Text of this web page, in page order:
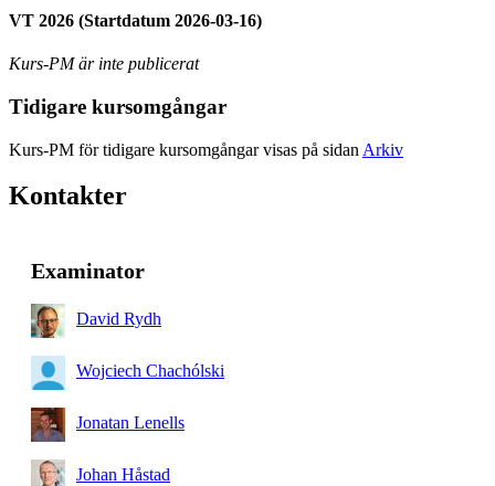
VT 2026 (Startdatum 2026-03-16)
Kurs-PM är inte publicerat
Tidigare kursomgångar
Kurs-PM för tidigare kursomgångar visas på sidan Arkiv
Kontakter
Examinator
David Rydh
Wojciech Chachólski
Jonatan Lenells
Johan Håstad